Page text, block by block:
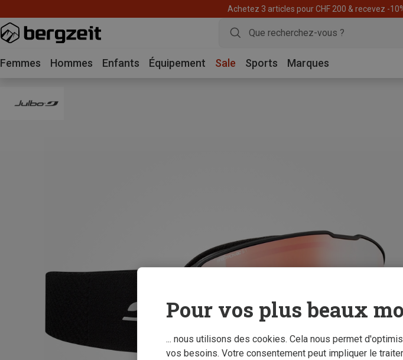
Achetez 3 articles pour CHF 200 & recevez -
Femmes Hommes Enfants Équipement Sale Sports Marques
Pour vos plus beaux
... nous utilisons des cookies. Cela nous permet
vos besoins. Votre consentement peut impliquer le